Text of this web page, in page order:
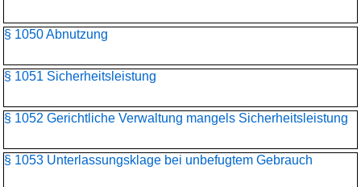
§ 1050 Abnutzung
§ 1051 Sicherheitsleistung
§ 1052 Gerichtliche Verwaltung mangels Sicherheitsleistung
§ 1053 Unterlassungsklage bei unbefugtem Gebrauch